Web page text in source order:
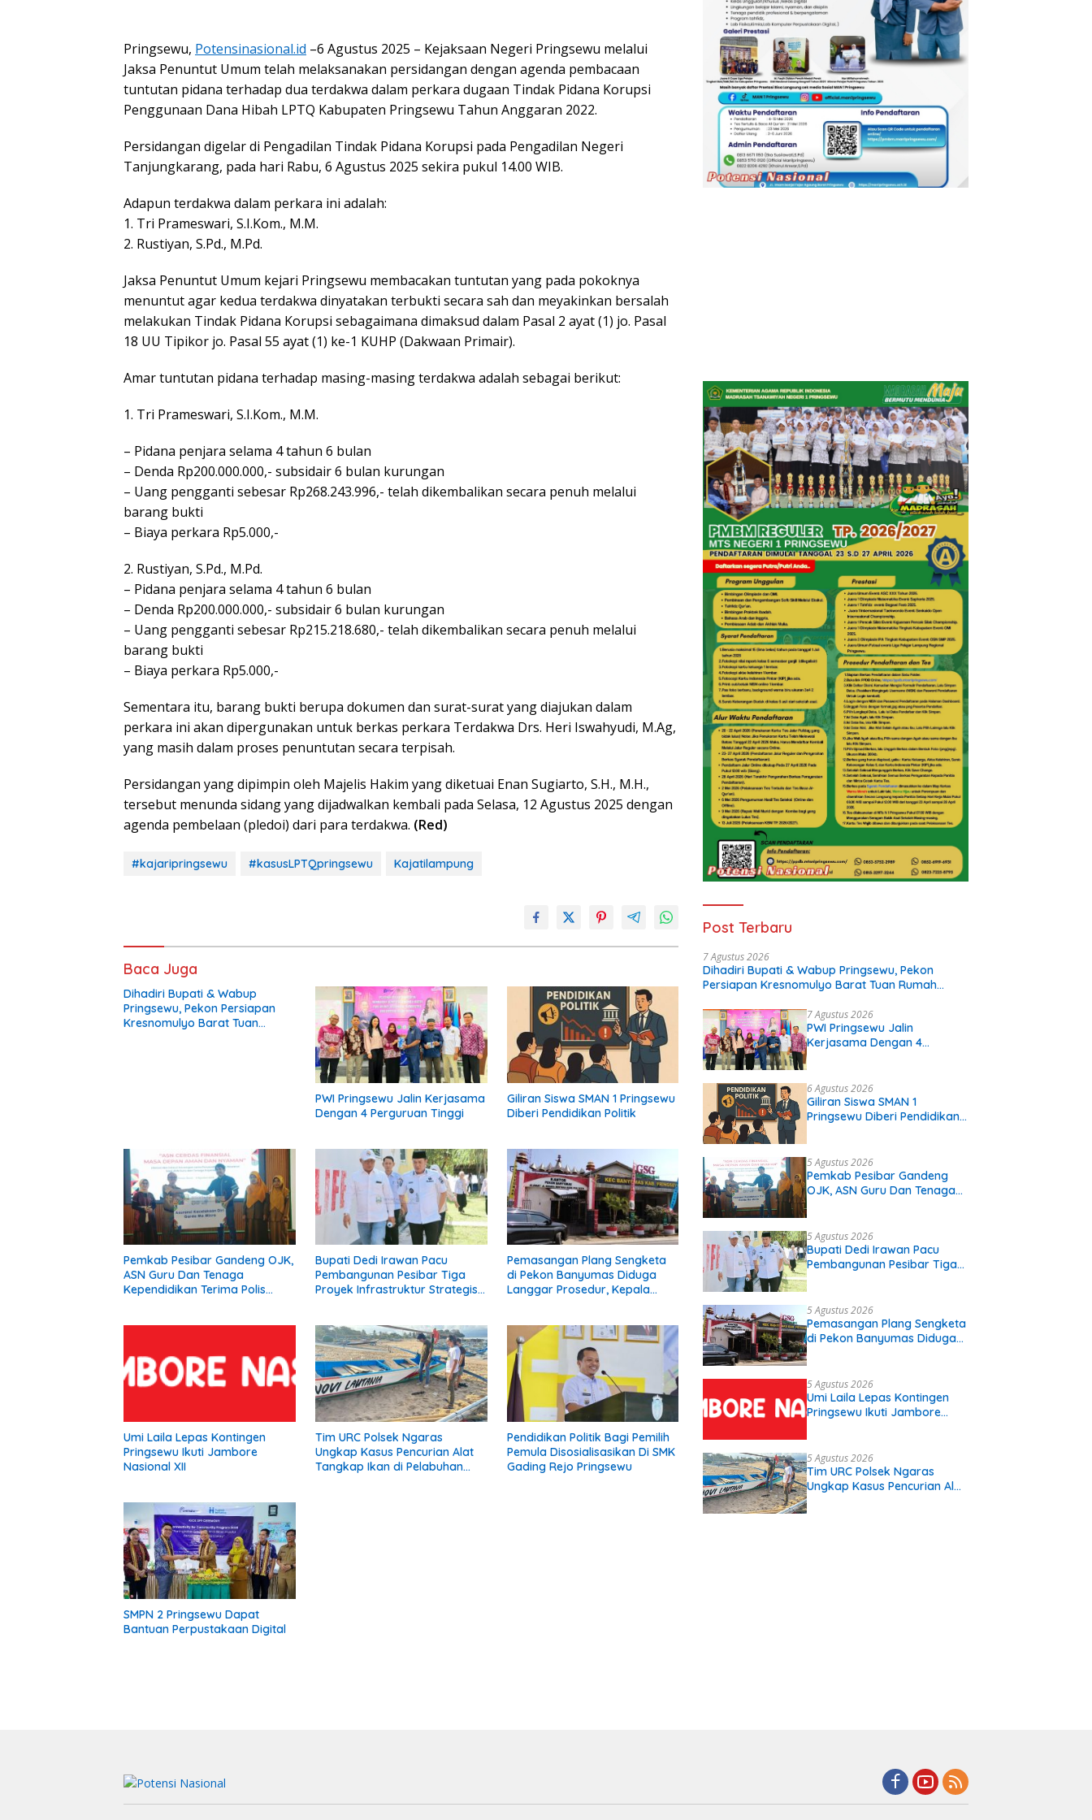
Pringsewu, Potensinasional.id –6 Agustus 2025 – Kejaksaan Negeri Pringsewu melalui
Jaksa Penuntut Umum telah melaksanakan persidangan dengan agenda pembacaan
tuntutan pidana terhadap dua terdakwa dalam perkara dugaan Tindak Pidana Korupsi
Penggunaan Dana Hibah LPTQ Kabupaten Pringsewu Tahun Anggaran 2022.
Persidangan digelar di Pengadilan Tindak Pidana Korupsi pada Pengadilan Negeri
Tanjungkarang, pada hari Rabu, 6 Agustus 2025 sekira pukul 14.00 WIB.
Adapun terdakwa dalam perkara ini adalah:
1. Tri Prameswari, S.I.Kom., M.M.
2. Rustiyan, S.Pd., M.Pd.
Jaksa Penuntut Umum kejari Pringsewu membacakan tuntutan yang pada pokoknya
menuntut agar kedua terdakwa dinyatakan terbukti secara sah dan meyakinkan bersalah
melakukan Tindak Pidana Korupsi sebagaimana dimaksud dalam Pasal 2 ayat (1) jo. Pasal
18 UU Tipikor jo. Pasal 55 ayat (1) ke-1 KUHP (Dakwaan Primair).
Amar tuntutan pidana terhadap masing-masing terdakwa adalah sebagai berikut:
1. Tri Prameswari, S.I.Kom., M.M.
– Pidana penjara selama 4 tahun 6 bulan
– Denda Rp200.000.000,- subsidair 6 bulan kurungan
– Uang pengganti sebesar Rp268.243.996,- telah dikembalikan secara penuh melalui
barang bukti
– Biaya perkara Rp5.000,-
2. Rustiyan, S.Pd., M.Pd.
– Pidana penjara selama 4 tahun 6 bulan
– Denda Rp200.000.000,- subsidair 6 bulan kurungan
– Uang pengganti sebesar Rp215.218.680,- telah dikembalikan secara penuh melalui
barang bukti
– Biaya perkara Rp5.000,-
Sementara itu, barang bukti berupa dokumen dan surat-surat yang diajukan dalam
perkara ini akan dipergunakan untuk berkas perkara Terdakwa Drs. Heri Iswahyudi, M.Ag,
yang masih dalam proses penuntutan secara terpisah.
Persidangan yang dipimpin oleh Majelis Hakim yang diketuai Enan Sugiarto, S.H., M.H.,
tersebut menunda sidang yang dijadwalkan kembali pada Selasa, 12 Agustus 2025 dengan
agenda pembelaan (pledoi) dari para terdakwa. (Red)
#kajaripringsewu #kasusLPTQpringsewu Kajatilampung
Baca Juga
Dihadiri Bupati & Wabup
Pringsewu, Pekon Persiapan
Kresnomulyo Barat Tuan
PWI Pringsewu Jalin Kerjasama
Dengan 4 Perguruan Tinggi
Giliran Siswa SMAN 1 Pringsewu
Diberi Pendidikan Politik
Pemkab Pesibar Gandeng OJK,
ASN Guru Dan Tenaga
Kependidikan Terima Polis
Bupati Dedi Irawan Pacu
Pembangunan Pesibar Tiga
Proyek Infrastruktur Strategis
Pemasangan Plang Sengketa
di Pekon Banyumas Diduga
Langgar Prosedur, Kepala
Umi Laila Lepas Kontingen
Pringsewu Ikuti Jambore
Nasional XII
Tim URC Polsek Ngaras
Ungkap Kasus Pencurian Alat
Tangkap Ikan di Pelabuhan
Pendidikan Politik Bagi Pemilih
Pemula Disosialisasikan Di SMK
Gading Rejo Pringsewu
SMPN 2 Pringsewu Dapat
Bantuan Perpustakaan Digital
Post Terbaru
7 Agustus 2026
Dihadiri Bupati & Wabup Pringsewu, Pekon
Persiapan Kresnomulyo Barat Tuan Rumah
7 Agustus 2026
PWI Pringsewu Jalin
Kerjasama Dengan 4
6 Agustus 2026
Giliran Siswa SMAN 1
Pringsewu Diberi Pendidikan
5 Agustus 2026
Pemkab Pesibar Gandeng
OJK, ASN Guru Dan Tenaga
5 Agustus 2026
Bupati Dedi Irawan Pacu
Pembangunan Pesibar Tiga
Diperjuangkan.
5 Agustus 2026
Pemasangan Plang Sengketa
di Pekon Banyumas Diduga
Diberi Pemberitahuan
5 Agustus 2026
Umi Laila Lepas Kontingen
Pringsewu Ikuti Jambore
5 Agustus 2026
Tim URC Polsek Ngaras
Ungkap Kasus Pencurian Alat